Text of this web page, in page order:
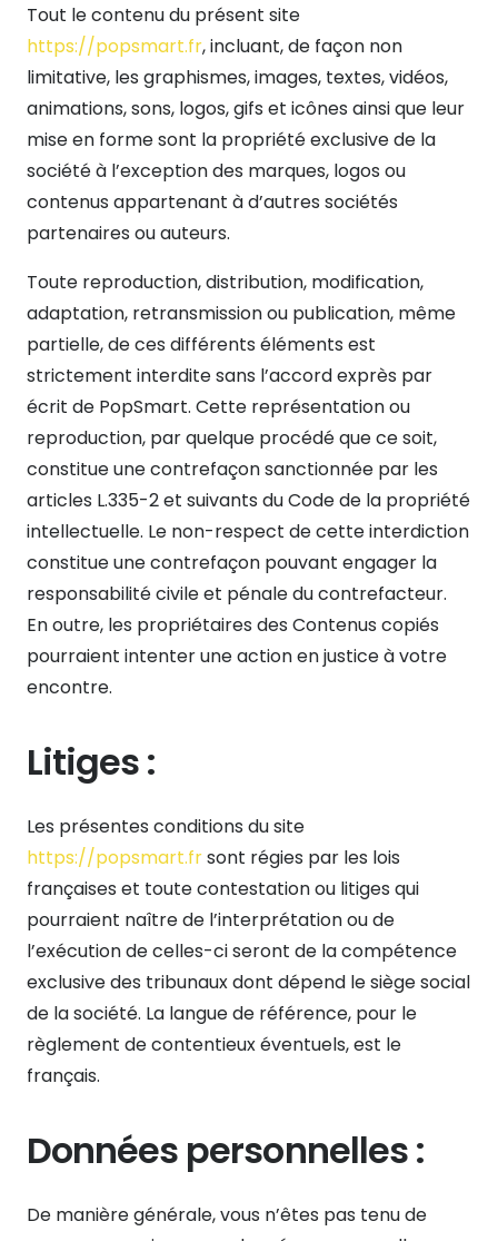
Tout le contenu du présent site
https://popsmart.fr, incluant, de façon non
limitative, les graphismes, images, textes, vidéos,
animations, sons, logos, gifs et icônes ainsi que leur
mise en forme sont la propriété exclusive de la
société à l’exception des marques, logos ou
contenus appartenant à d’autres sociétés
partenaires ou auteurs.
Toute reproduction, distribution, modification,
adaptation, retransmission ou publication, même
partielle, de ces différents éléments est
strictement interdite sans l’accord exprès par
écrit de PopSmart. Cette représentation ou
reproduction, par quelque procédé que ce soit,
constitue une contrefaçon sanctionnée par les
articles L.335-2 et suivants du Code de la propriété
intellectuelle. Le non-respect de cette interdiction
constitue une contrefaçon pouvant engager la
responsabilité civile et pénale du contrefacteur.
En outre, les propriétaires des Contenus copiés
pourraient intenter une action en justice à votre
encontre.
Litiges :
Les présentes conditions du site
https://popsmart.frsont régies par les lois
françaises et toute contestation ou litiges qui
pourraient naître de l’interprétation ou de
l’exécution de celles-ci seront de la compétence
exclusive des tribunaux dont dépend le siège social
de la société. La langue de référence, pour le
règlement de contentieux éventuels, est le
français.
Données personnelles :
De manière générale, vous n’êtes pas tenu de